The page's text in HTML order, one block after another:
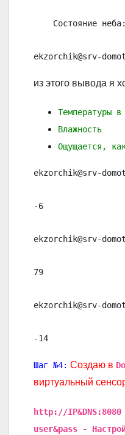
Состояние неба:
ekzorchik@srv-
из этого вывода я
Температуры в
Влажность
Ощущается,
ekzorchik@srv-
-6
ekzorchik@srv-
79
ekzorchik@srv-
-14
Шаг №4: Создаю в
виртуальный
http://
user&pass -